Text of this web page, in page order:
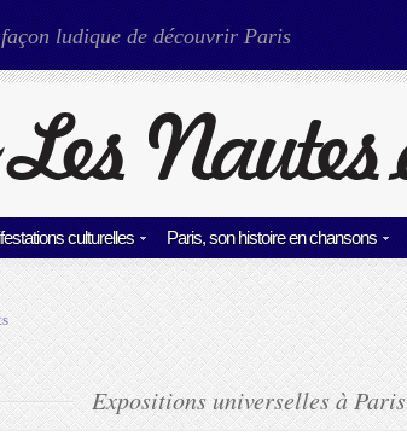
ludique de découvrir Paris
culturelles Paris, son histoire en chansons
Expositions universelles à Paris